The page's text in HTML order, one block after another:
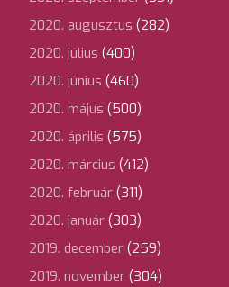
2020. augusztus (282)
2020. július (400)
2020. június (460)
2020. május (500)
2020. április (575)
2020. március (412)
2020. február (311)
2020. január (303)
2019. december (259)
2019. november (304)